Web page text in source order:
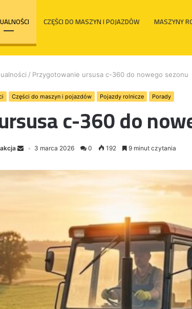
CZĘŚCI DO MASZYN I POJAZDÓW MASZYNY
/ Przygotowanie ursusa c-360 do nowego sezonu
Części do maszyn i pojazdów Pojazdy rolnicze Porady
c-360 do
3 marca 2026 0 192 9 minut czytania